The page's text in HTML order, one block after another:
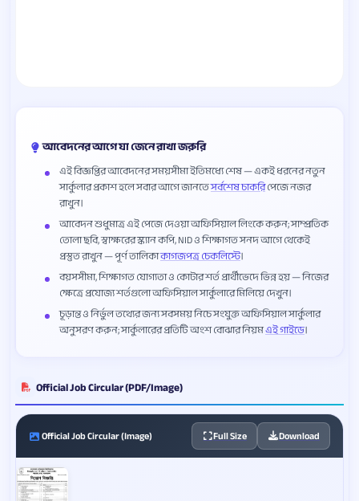
আবেদনের আগে যা জেনে রাখা জরুরি
এই বিজ্ঞপ্তির আবেদনের সময়সীমা ইতিমধ্যে শেষ — একই ধরনের নতুন
সার্কুলার প্রকাশ হলে সবার আগে জানতেসর্বশেষ চাকরিপেজে নজর
রাখুন।
আবেদন শুধুমাত্র এই পেজে দেওয়া অফিসিয়াল লিংকে করুন; সাম্প্রতিক
তোলা ছবি, স্বাক্ষরের স্ক্যান কপি, NID ও শিক্ষাগত সনদ আগে থেকেই
প্রস্তুত রাখুন — পূর্ণ তালিকাকাগজপত্র চেকলিস্টে।
বয়সসীমা, শিক্ষাগত যোগ্যতা ও কোটার শর্ত প্রার্থীভেদে ভিন্ন হয় — নিজের
ক্ষেত্রে প্রযোজ্য শর্তগুলো অফিসিয়াল সার্কুলারে মিলিয়ে দেখুন।
চূড়ান্ত ও নির্ভুল তথ্যের জন্য সবসময় নিচে সংযুক্ত অফিসিয়াল সার্কুলার
অনুসরণ করুন; সার্কুলারের প্রতিটি অংশ বোঝার নিয়মএই গাইডে।
Official Job Circular (PDF/Image)
Official Job Circular (Image) Full Size Download